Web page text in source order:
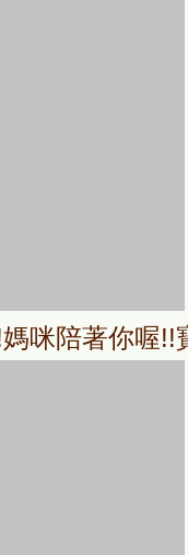
咪陪著你喔!!